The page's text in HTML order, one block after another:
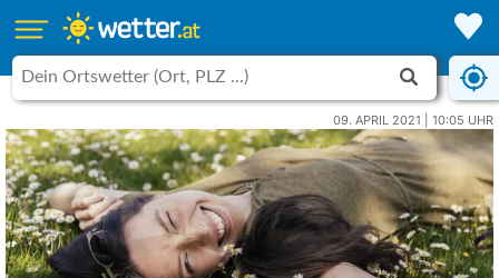
09. APRIL 2021 | 10:05 UHR